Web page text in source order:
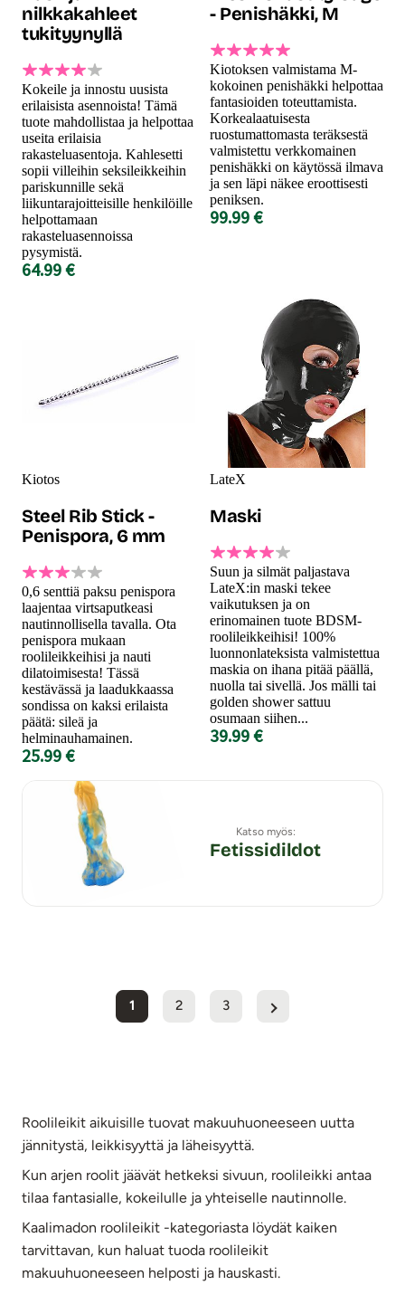
nilkkakahleet
tukityynyllä
Kokeile ja innostu uusista
erilaisista asennoista! Tämä
tuote mahdollistaa ja helpottaa
useita erilaisia
rakasteluasentoja. Kahlesetti
sopii villeihin seksileikkeihin
pariskunnille sekä
liikuntarajoitteisille henkilöille
helpottamaan
rakasteluasennoissa
pysymistä.
64.99 €
- Penishäkki, M
Kiotoksen valmistama M-
kokoinen penishäkki helpottaa
fantasioiden toteuttamista.
Korkealaatuisesta
ruostumattomasta teräksestä
valmistettu verkkomainen
penishäkki on käytössä ilmava
ja sen läpi näkee eroottisesti
peniksen.
99.99 €
Kiotos
Steel Rib Stick -
Penispora, 6 mm
0,6 senttiä paksu penispora
laajentaa virtsaputkeasi
nautinnollisella tavalla. Ota
penispora mukaan
roolileikkeihisi ja nauti
dilatoimisesta! Tässä
kestävässä ja laadukkaassa
sondissa on kaksi erilaista
päätä: sileä ja
helminauhamainen.
25.99 €
LateX
Maski
Suun ja silmät paljastava
LateX:in maski tekee
vaikutuksen ja on
erinomainen tuote BDSM-
roolileikkeihisi! 100%
luonnonlateksista valmistettua
maskia on ihana pitää päällä,
nuolla tai sivellä. Jos mälli tai
golden shower sattuu
osumaan siihen...
39.99 €
Katso myös:
Fetissidildot
1 2 3
Roolileikit aikuisille tuovat makuuhuoneeseen uutta
jännitystä, leikkisyyttä ja läheisyyttä.
Kun arjen roolit jäävät hetkeksi sivuun, roolileikki antaa
tilaa fantasialle, kokeilulle ja yhteiselle nautinnolle.
Kaalimadon roolileikit -kategoriasta löydät kaiken
tarvittavan, kun haluat tuoda roolileikit
makuuhuoneeseen helposti ja hauskasti.